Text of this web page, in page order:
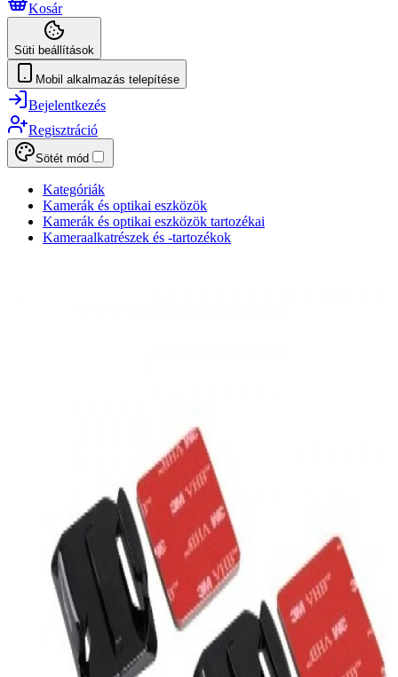
Kosár
Süti beállítások
Mobil alkalmazás telepítése
Bejelentkezés
Regisztráció
Sötét mód
Kategóriák
Kamerák és optikai eszközök
Kamerák és optikai eszközök tartozékai
Kameraalkatrészek és -tartozékok